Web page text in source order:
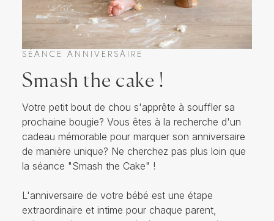
SÉANCE ANNIVERSAIRE
Smash the cake !
Votre petit bout de chou s'apprête à souffler sa
prochaine bougie? Vous êtes à la recherche d'un
cadeau mémorable pour marquer son anniversaire
de manière unique? Ne cherchez pas plus loin que
la séance "Smash the Cake" !
L'anniversaire de votre bébé est une étape
extraordinaire et intime pour chaque parent,